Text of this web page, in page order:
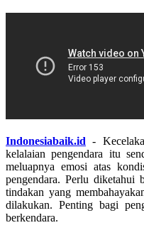
Indonesiabaik.id -
kelalaian pengendara itu
meluapnya emosi atas
pengendara. Perlu diketahui
tindakan yang
dilakukan. Penting bagi
berkendara.